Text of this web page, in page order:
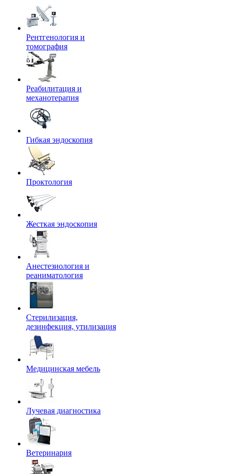
Рентгенология и
томография
Реабилитация и
механотерапия
Гибкая эндоскопия
Проктология
Жесткая эндоскопия
Анестезиология и
реаниматология
Стерилизация,
дезинфекция, утилизация
Медицинская мебель
Лучевая диагностика
Ветеринария